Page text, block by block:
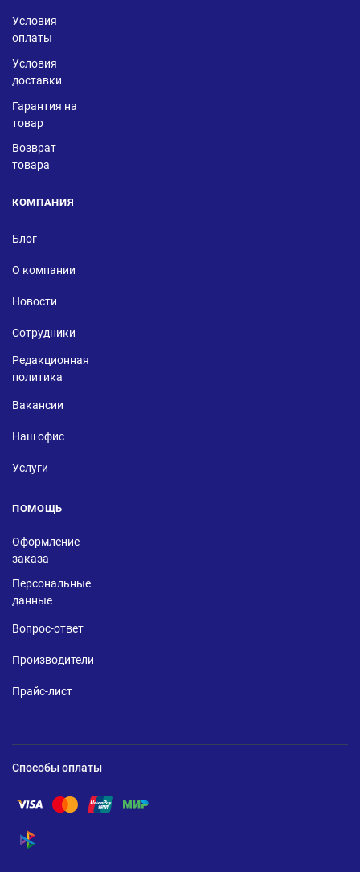
Условия
оплаты
Условия
доставки
Гарантия на
товар
Возврат
товара
КОМПАНИЯ
Блог
О компании
Новости
Сотрудники
Редакционная
политика
Вакансии
Наш офис
Услуги
ПОМОЩЬ
Оформление
заказа
Персональные
данные
Вопрос-ответ
Производители
Прайс-лист
Способы оплаты
Помощь по оплате Visa
Помощь по оплате Mastercard
Помощь по оплате UnionPay
Помощь по оплате Мир
Помощь по оплате СБП